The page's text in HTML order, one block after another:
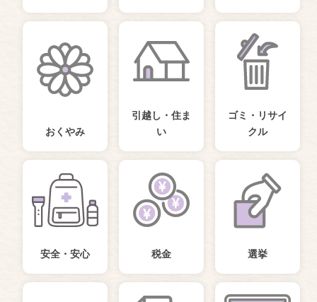
おくやみ
引越し・住ま
い
ゴミ・リサイ
クル
安全・安心 税金 選挙